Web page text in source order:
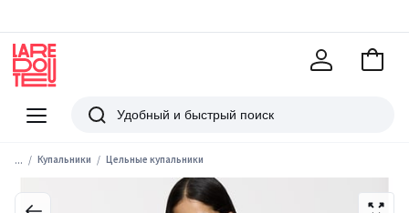
Меню
Redoute
Поиск
В
... Купальники Цельные купальники